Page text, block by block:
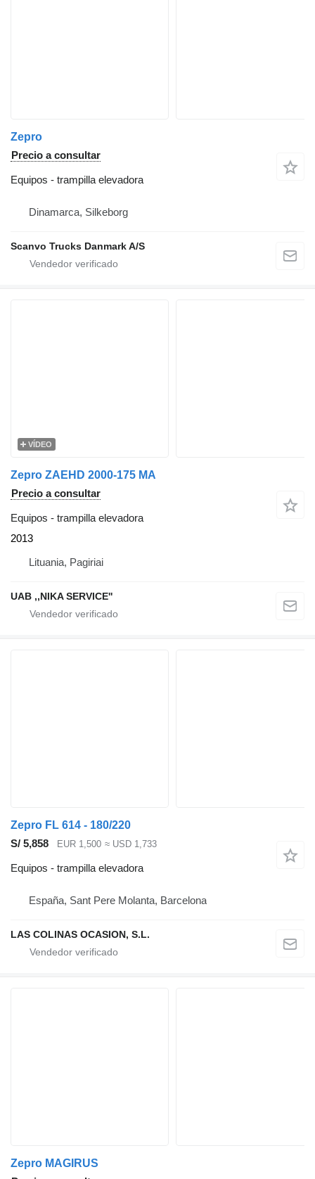
Zepro
Precio a consultar
Equipos - trampilla elevadora
Dinamarca, Silkeborg
Scanvo Trucks Danmark A/S
VÍDEO
Zepro ZAEHD 2000-175 MA
Precio a consultar
Equipos - trampilla elevadora
2013
Lituania, Pagiriai
UAB ,,NIKA SERVICE''
Zepro FL 614 - 180/220
S/ 5,858
EUR 1,500 ≈ USD 1,733
Equipos - trampilla elevadora
España, Sant Pere Molanta, Barcelona
LAS COLINAS OCASION, S.L.
Zepro MAGIRUS